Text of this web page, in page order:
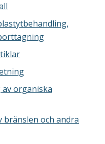
organiska
bränslen och andra